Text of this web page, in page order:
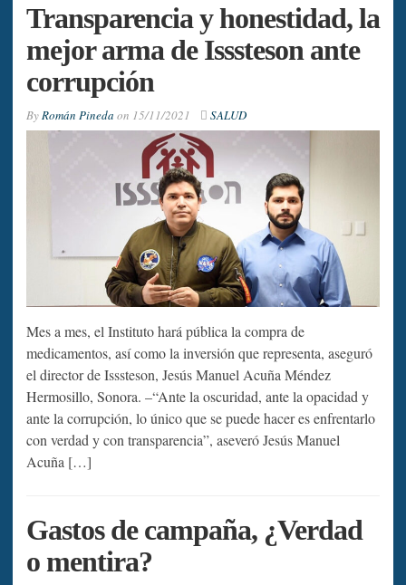
Transparencia y honestidad, la
mejor arma de Isssteson ante
corrupción
By Román Pineda on 15/11/2021 SALUD
Mes a mes, el Instituto hará pública la compra de
medicamentos, así como la inversión que representa, aseguró
el director de Isssteson, Jesús Manuel Acuña Méndez
Hermosillo, Sonora. –“Ante la oscuridad, ante la opacidad y
ante la corrupción, lo único que se puede hacer es enfrentarlo
con verdad y con transparencia”, aseveró Jesús Manuel
Acuña […]
Gastos de campaña, ¿Verdad
o mentira?